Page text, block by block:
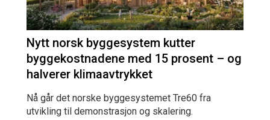
Nytt norsk byggesystem kutter
byggekostnadene med 15 prosent – og
halverer klimaavtrykket
Nå går det norske byggesystemet Tre60 fra
utvikling til demonstrasjon og skalering.